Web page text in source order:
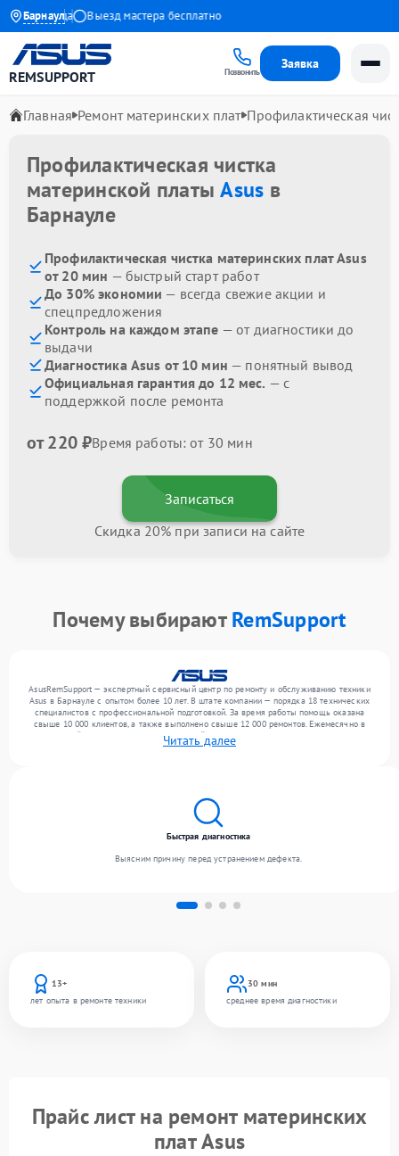
Барнаул
до 1 года Выезд мастера бесплатно
REMSUPPORT Позвонить
Заявка
Главная Ремонт материнских плат Профилактическая
Профилактическая чистка
материнской платыAsus в
Барнауле
Профилактическая чистка материнских плат Asus
от 20 мин — быстрый старт работ
До 30% экономии — всегда свежие акции и
спецпредложения
Контроль на каждом этапе — от диагностики до
выдачи
Диагностика Asus от 10 мин — понятный вывод
Официальная гарантия до 12 мес. — с
поддержкой после ремонта
от 220 ₽Время работы: от 30 мин
Записаться
Скидка 20% при записи на сайте
Почему выбираютRemSupport
AsusRemSupport — экспертный сервисный центр по ремонту и обслуживанию техники
Asus в Барнауле с опытом более 10 лет. В штате компании — порядка 18 технических
специалистов с профессиональной подготовкой. За время работы помощь оказана
свыше 10 000 клиентов, а также выполнено свыше 12 000 ремонтов. Ежемесячно в
сервисный центр поступает от 300 устройств, включая , , . Мы выполняем ремонт
различного уровня сложности и предлагаем стабильный уровень сервиса благодаря
Читать далее
13+
лет опыта в ремонте техники
30 мин
среднее время диагностики
Быстрая диагностика
Выясним причину перед устранением дефекта.
Прайс лист на ремонт материнских
плат Asus